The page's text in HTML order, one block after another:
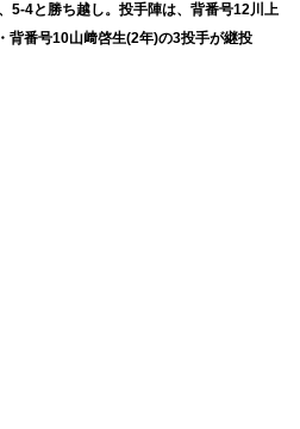
5-4と勝ち越し。投手陣は、背番号12川上
背番号10山﨑啓生(2年)の3投手が継投